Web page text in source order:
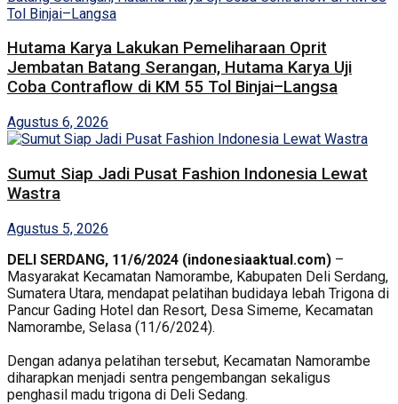
Hutama Karya Lakukan Pemeliharaan Oprit
Jembatan Batang Serangan, Hutama Karya Uji
Coba Contraflow di KM 55 Tol Binjai–Langsa
Agustus 6, 2026
Sumut Siap Jadi Pusat Fashion Indonesia Lewat
Wastra
Agustus 5, 2026
DELI SERDANG, 11/6/2024 (indonesiaaktual.com) –
Masyarakat Kecamatan Namorambe, Kabupaten Deli Serdang,
Sumatera Utara, mendapat pelatihan budidaya lebah Trigona di
Pancur Gading Hotel dan Resort, Desa Simeme, Kecamatan
Namorambe, Selasa (11/6/2024).
Dengan adanya pelatihan tersebut, Kecamatan Namorambe
diharapkan menjadi sentra pengembangan sekaligus
penghasil madu trigona di Deli Sedang.